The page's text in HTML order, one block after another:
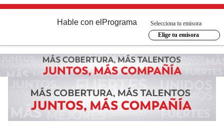
Hable con el Programa
Selecciona tu emisora
Elige tu emisora